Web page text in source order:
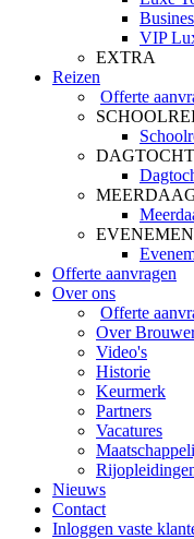
VIP
EXTRA
Reizen
Offerte
Offerte aanvragen
Over ons
Offerte
Over
Video's
Historie
Keurmerk
Partners
Vacatures
Nieuws
Contact
Inloggen vaste